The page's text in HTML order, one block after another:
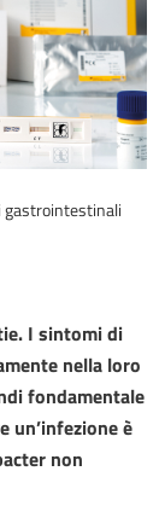
gastrointestinali
I sintomi di
nella loro
fondamentale
un’infezione è
non